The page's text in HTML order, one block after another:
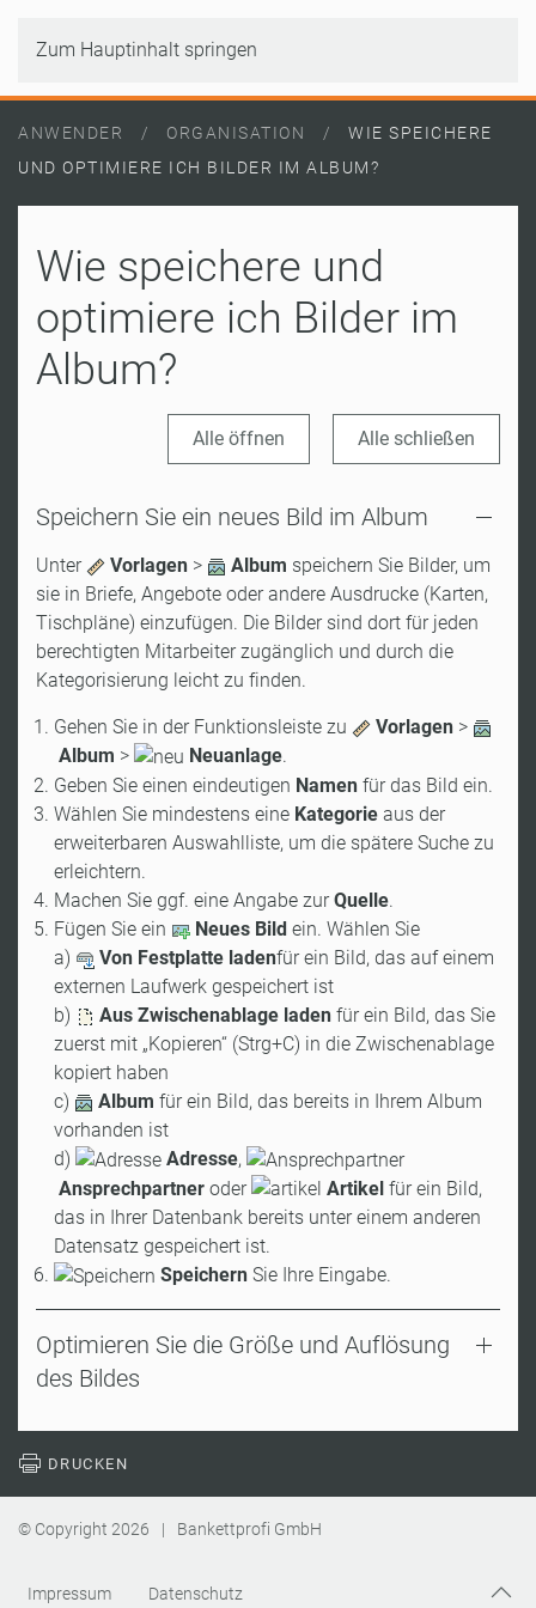
Zum Hauptinhalt springen
ANWENDER ORGANISATION
WIE SPEICHERE
UND OPTIMIERE ICH BILDER IM ALBUM?
Wie speichere und
optimiere ich Bilder im
Album?
Alle öffnen Alle schließen
Speichern Sie ein neues Bild im Album
Unter Vorlagen > Album speichern Sie Bilder, um
sie in Briefe, Angebote oder andere Ausdrucke (Karten,
Tischpläne) einzufügen. Die Bilder sind dort für jeden
berechtigten Mitarbeiter zugänglich und durch die
Kategorisierung leicht zu finden.
Gehen Sie in der Funktionsleiste zu Vorlagen >
Album > Neuanlage.
Geben Sie einen eindeutigen Namen für das Bild ein.
Wählen Sie mindestens eine Kategorie aus der
erweiterbaren Auswahlliste, um die spätere Suche zu
erleichtern.
Machen Sie ggf. eine Angabe zurQuelle.
Fügen Sie ein
Neues Bild ein. Wählen Sie
a)
Von Festplatte ladenfür ein Bild, das auf einem
externen Laufwerk gespeichert ist
b)
Aus Zwischenablage laden für ein Bild, das Sie
zuerst mit „Kopieren“ (Strg+C) in die Zwischenablage
kopiert haben
c)
Album für ein Bild, das bereits in Ihrem Album
vorhanden ist
d)
Adresse,
Ansprechpartner oder Artikel für ein Bild,
das in Ihrer Datenbank bereits unter einem anderen
Datensatz gespeichert ist.
Speichern Sie Ihre Eingabe.
Optimieren Sie die Größe und Auflösung
des Bildes
DRUCKEN
© Copyright 2026 | Bankettprofi GmbH
Impressum Datenschutz